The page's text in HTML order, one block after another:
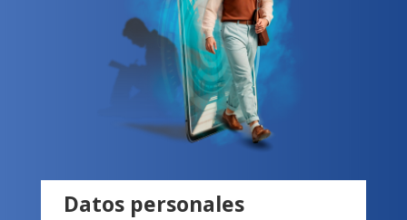
Datos personales